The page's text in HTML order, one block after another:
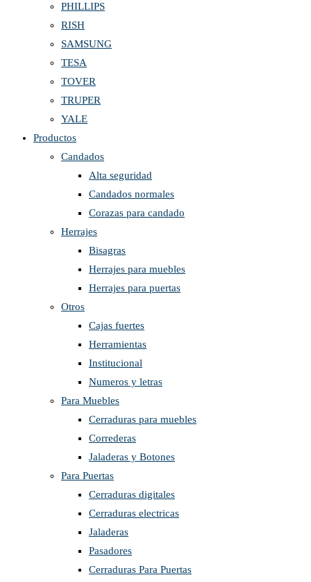
PHILLIPS
RISH
SAMSUNG
TESA
TOVER
TRUPER
YALE
Productos
Candados
Alta seguridad
Candados normales
Corazas para candado
Herrajes
Bisagras
Herrajes para muebles
Herrajes para puertas
Otros
Cajas fuertes
Herramientas
Institucional
Numeros y letras
Para Muebles
Cerraduras para muebles
Correderas
Jaladeras y Botones
Para Puertas
Cerraduras digitales
Cerraduras electricas
Jaladeras
Pasadores
Cerraduras Para Puertas